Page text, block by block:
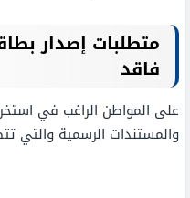
متطلبات إصدار
فاقد
على المواطن الراغب في
والمستندات الرسمية والتي